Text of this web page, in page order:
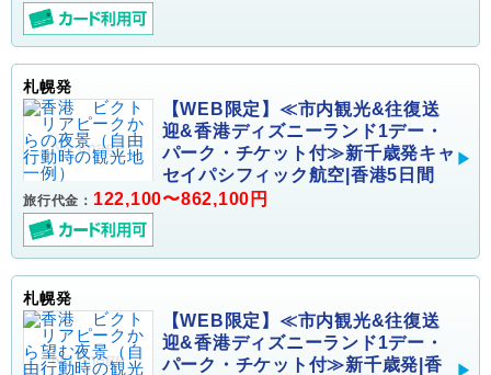
札幌発
【WEB限定】≪市内観光&往復送
迎&香港ディズニーランド1デー・
パーク・チケット付≫新千歳発キャ
セイパシフィック航空|香港5日間
旅行代金： 122,100〜862,100円
札幌発
【WEB限定】≪市内観光&往復送
迎&香港ディズニーランド1デー・
パーク・チケット付≫新千歳発|香